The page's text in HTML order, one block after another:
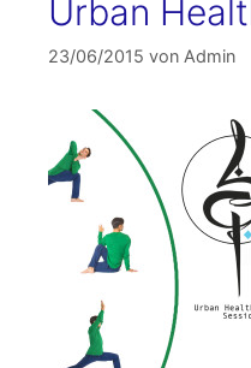
Urban
23/06/2015 von Admin